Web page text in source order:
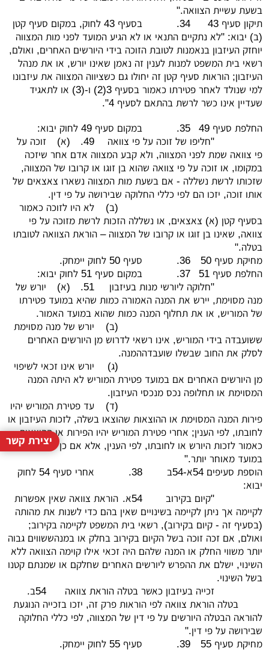
בשעת עשיית הצוואה."
תיקון סעיף 43
34.
בסעיף 43 לחוק, במקום סעיף קטן
(ב) יבוא: "לא נתקיים התנאי או לא הגיע המועד לפני מות המצווה
יוחזק העיזבון בנאמנות לטובת הזוכה בידי היורשים האחרים, ואולם,
רשאי בית המשפט למנות לענין זה נאמן שאינו יורש, או את מנהל
העיזבון; הוראות סעיף קטן זה יחולו גם כשציווה המצווה את עיזבונו
למי שנולד לאחר פטירתו כאמור בסעיף 3(2) ו-(3) או לתאגיד
שעדיין אינו כשר לרשת בהתאם לסעיף 4".
החלפת סעיף 49 35.
במקום סעיף 49 לחוק יבוא:
"חליפו של זוכה על פי צוואה
49. (א)
זוכה על
פי צוואה שמת לפני המצווה, ולא קבע המצווה אדם אחר שיזכה
במקומו, או זוכה על פי צוואה שהוא בן זוגו או קרובו של המצווה,
שזכותו לרשת נשללה - אם בשעת מות המצווה נשארו צאצאים של
אותו זוכה, יזכו הם לפי כללי החלוקה שבירושה על פי דין.
(ב)
לא היו לזוכה כאמור
בסעיף קטן (א) צאצאים, או נשללה הזכות לרשת מזוכה על פי
צוואה, שאינו בן זוגו או קרובו של המצווה – הוראת הצוואה לטובתו
בטלה."
מחיקת סעיף 50
36.
סעיף 50 לחוק יימחק.
החלפת סעיף 51
37.
במקום סעיף 51 לחוק יבוא:
"חלוקה ליורשי מנות בעיזבון
51. (א)
יורש של
מנה מסוימת, יירש את המנה האמורה כמות שהיא במועד פטירתו
של המוריש, או את תחלוף המנה כמות שהוא במועד האמור.
(ב)
יורש של מנה מסוימת
ששועבדה בידי המוריש, אינו רשאי לדרוש מן היורשים האחרים
לסלק את החוב שבשלו שועבדההמנה.
(ג)
יורש אינו זכאי לשיפוי
מן היורשים האחרים אם במועד פטירת המוריש לא היתה המנה
המסוימת או תחלופה נכס מנכסי העיזבון.
(ד)
עד פטירת המוריש יהיו
פירות המנה המסוימת או ההוצאות שהוצאו בשלה, לזכות העיזבון או
לחובתו, לפי הענין; אחרי פטירת המוריש יהיו הפירות או ההוצאות
כאמור לזכות היורש או לחובתו, לפי הענין, אלא אם כן זכה במנה
במועד מאוחר יותר."
הוספת סעיפים 54א-54ב
38.
אחרי סעיף 54 לחוק
יבוא:
"קיום בקירוב
54א.
הוראת צוואה שאין אפשרות
לקיימה אך ניתן לקיימה בשינויים שאין בהם כדי לשנות את מהותה
(בסעיף זה - קיום בקירוב), רשאי בית המשפט לקיימה בקירוב;
ואולם, אם זכה זוכה בשל הקיום בקירוב בחלק או במנהששווים גבוה
יותר משווי החלק או המנה שלהם היה זכאי אילו קוימה הצוואה ללא
השינוי, ישלם את ההפרש ליורשים האחרים שחלקם או שמנתם קטנו
בשל השינוי.
זכייה בעיזבון כאשר בטלה הוראת צוואה
54ב.
בטלה הוראת צוואה לפי הוראות פרק זה, יזכו בזכייה הנוגעת
להוראה הבטלה היורשים על פי דין של המצווה, לפי כללי החלוקה
שבירושה על פי דין."
מחיקת סעיף 55
39.
סעיף 55 לחוק יימחק.
יצירת קשר